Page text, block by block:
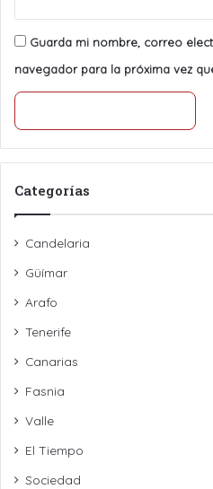
Guarda mi nombre, correo
navegador para la próxima vez
Categorías
Candelaria
Güímar
Arafo
Tenerife
Canarias
Fasnia
Valle
El Tiempo
Sociedad